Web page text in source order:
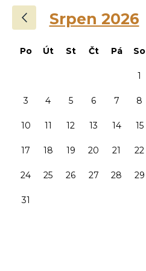
Srpen 2026
Po Út St Čt Pá So
1
3 4 5 6 7 8
10 11 12 13 14 15
17 18 19 20 21 22
24 25 26 27 28 29
31